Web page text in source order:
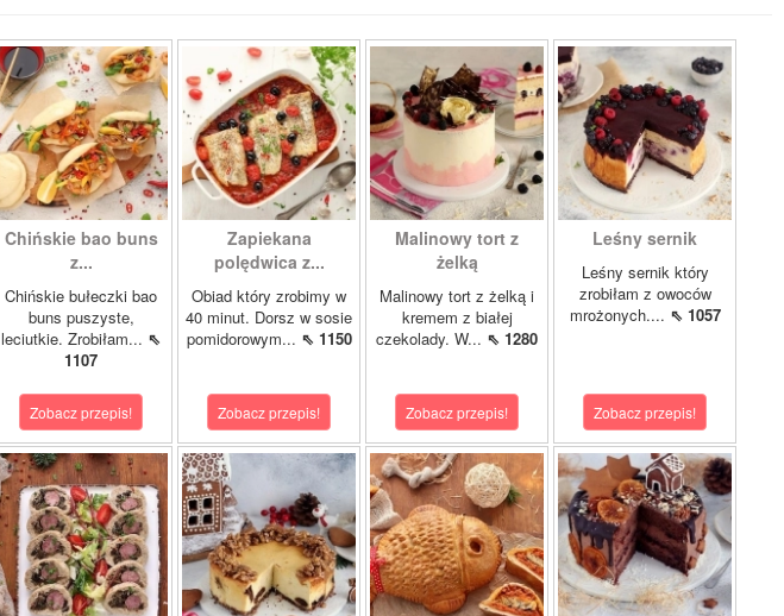
Chińskie bao buns
z...
Chińskie bułeczki bao
buns puszyste,
leciutkie. Zrobiłam... ⇖
1107
Zobacz przepis!
Zapiekana
polędwica z...
Obiad który zrobimy w
40 minut. Dorsz w sosie
pomidorowym... ⇖ 1150
Zobacz przepis!
Malinowy tort z
żelką
Malinowy tort z żelką i
kremem z białej
czekolady. W... ⇖ 1280
Zobacz przepis!
Leśny sernik
Leśny sernik który
zrobiłam z owoców
mrożonych.... ⇖ 1057
Zobacz przepis!